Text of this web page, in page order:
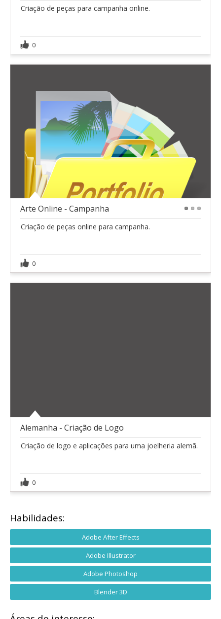
Criação de peças para campanha online.
0
Arte Online - Campanha
Criação de peças online para campanha.
0
Alemanha - Criação de Logo
Criação de logo e aplicações para uma joelheria alemã.
0
Habilidades:
Adobe After Effects
Adobe Illustrator
Adobe Photoshop
Blender 3D